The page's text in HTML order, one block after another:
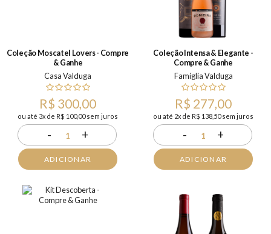
Coleção Moscatel Lovers - Compre
& Ganhe
Casa Valduga
R$ 300,00
ou até 3x de R$ 100,00 sem juros
- 1 +
ADICIONAR
Coleção Intensa & Elegante -
Compre & Ganhe
Famiglia Valduga
R$ 277,00
ou até 2x de R$ 138,50 sem juros
- 1 +
ADICIONAR